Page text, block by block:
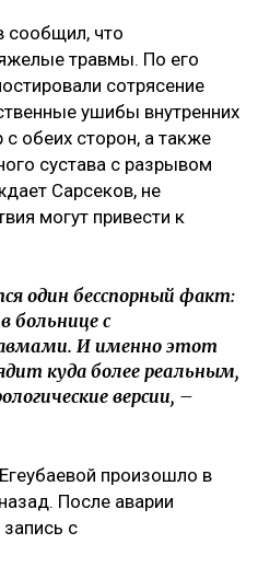
сообщил, что
травмы. По его
сотрясение
ушибы внутренних
обеих сторон, а также
сустава с разрывом
Сарсеков, не
могут привести к
один бесспорный факт:
больнице с
И именно этот
куда более реальным,
версии, –
произошло в
После аварии
с